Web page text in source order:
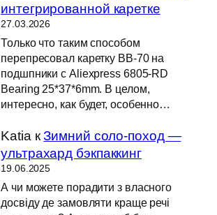
интегрированной каретке
27.03.2026
Только что таким способом
перепресовал каретку BB-70 на
подшпники с Aliexpress 6805-RD
Bearing 25*37*6mm. В целом,
интересно, как будет, особенно…
KatiaкЗимний соло-поход —
ультрахард бэкпаккинг
19.06.2025
А чи можете порадити з власного
досвіду де замовляти краще речі